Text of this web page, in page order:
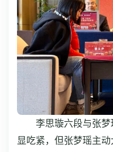
李思璇六段与张
显吃紧，但张梦瑶主